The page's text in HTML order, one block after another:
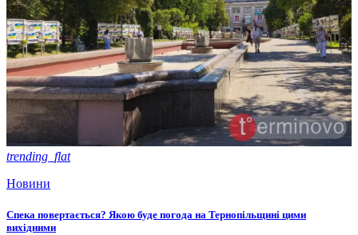
trending_flat
Новини
Спека повертається? Якою буде погода на Тернопільщині цими
вихідними